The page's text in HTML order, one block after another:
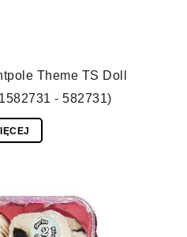
Theme TS Doll
- 582731)